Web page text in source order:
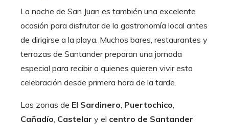
La noche de San Juan es también una excelente
ocasión para disfrutar de la gastronomía local antes
de dirigirse a la playa. Muchos bares, restaurantes y
terrazas de Santander preparan una jornada
especial para recibir a quienes quieren vivir esta
celebración desde primera hora de la tarde.
Las zonas de El Sardinero, Puertochico,
Cañadío, Castelar y el centro de Santander